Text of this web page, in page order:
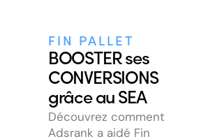
FIN PALLET
BOOSTER ses
CONVERSIONS
grâce au SEA
Découvrez comment
Adsrank a aidé Fin